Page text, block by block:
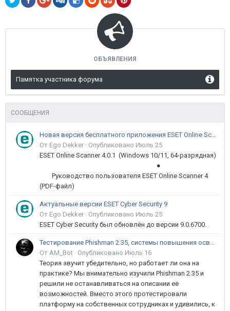
ОБЪЯВЛЕНИЯ
Памятка участника форума
СООБЩЕНИЯ
Новая версия бесплатного приложения ESET Online Scanner доступна пользователям
От Ego Dekker · Опубликовано Июль 25
ESET Online Scanner 4.0.1 (Windows 10/11, 64-разрядная)
●
Руководство пользователя ESET Online Scanner 4
(PDF-файл)
Актуальные версии ESET Cyber Security 9
От Ego Dekker · Опубликовано Июль 25
ESET Cyber Security был обновлён до версии 9.0.6700.
Тестирование Phishman 2.35, системы повышения осведомлённости пользователей в сфере ИБ
От AM_Bot · Опубликовано Июль 16
Теория звучит убедительно, но работает ли она на
практике? Мы внимательно изучили Phishman 2.35 и
решили не останавливаться на описании её
возможностей. Вместо этого протестировали
платформу на собственных сотрудниках и удивились, к